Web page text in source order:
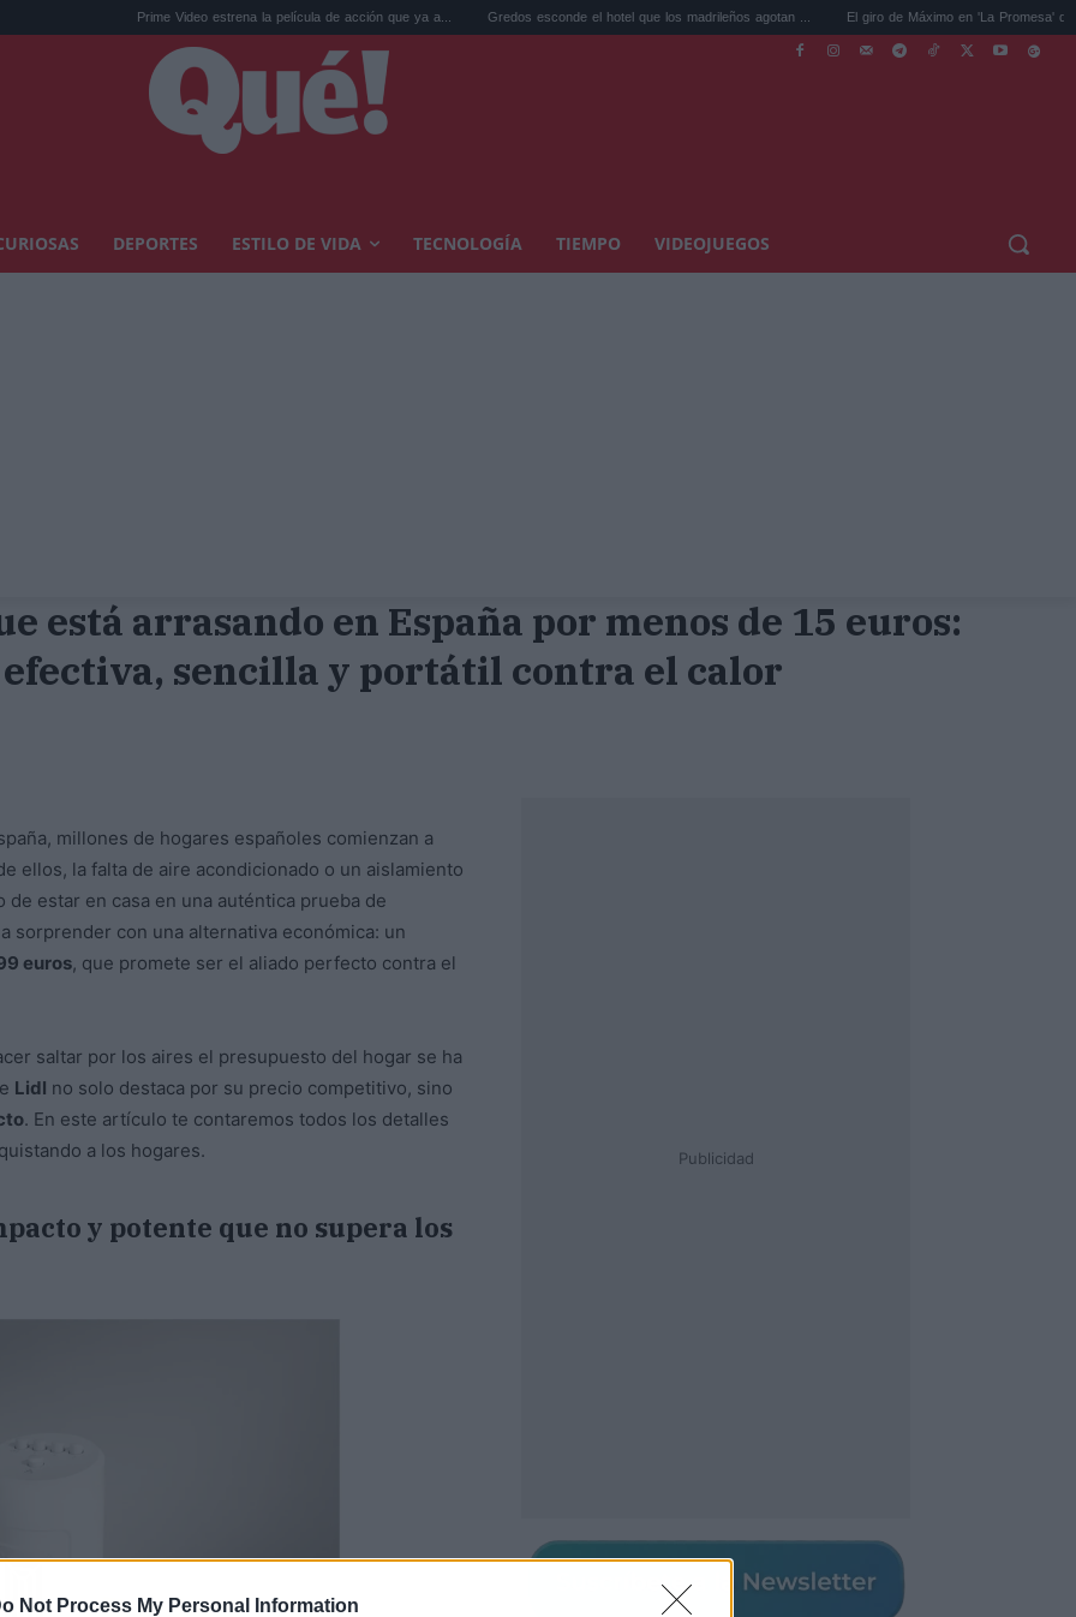
Not Process My Personal Information
Prime Video estrena la película de acción que ya a... Gredos esconde el hotel que los madrileños agotan ... El giro de Máximo en 'La Promesa' que
DEPORTES ESTILO DE VIDA TECNOLOGÍA TIEMPO VIDEOJUEGOS
está arrasando en España por menos de 15 euros:
sencilla y portátil contra el calor
millones de hogares españoles comienzan a
ellos, la falta de aire acondicionado o un aislamiento
estar en casa en una auténtica prueba de
sorprender con una alternativa económica: un
euros, que promete ser el aliado perfecto contra el
saltar por los aires el presupuesto del hogar se ha
Lidl no solo destaca por su precio competitivo, sino
. En este artículo te contaremos todos los detalles
a los hogares.
y potente que no supera los
Publicidad